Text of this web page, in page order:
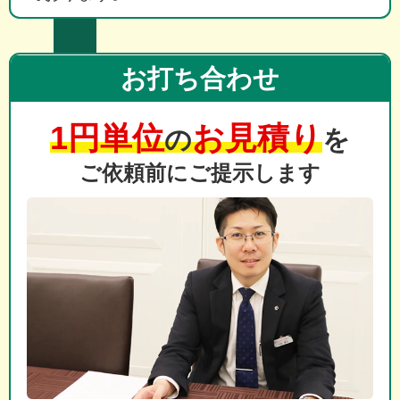
お打ち合わせ
1円単位のお見積りを
ご依頼前にご提示します